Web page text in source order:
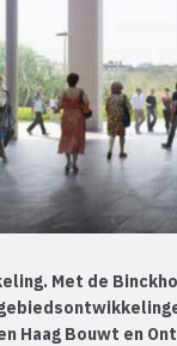
Met de
Haag Bouwt en